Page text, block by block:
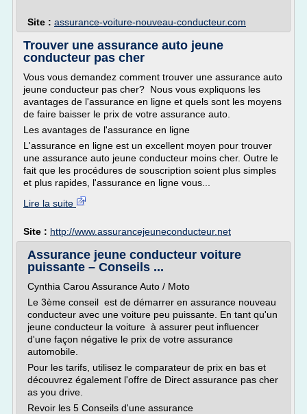
Site : assurance-voiture-nouveau-conducteur.com
Trouver une assurance auto jeune
conducteur pas cher
Vous vous demandez comment trouver une assurance auto
jeune conducteur pas cher? Nous vous expliquons les
avantages de l'assurance en ligne et quels sont les moyens
de faire baisser le prix de votre assurance auto.
Les avantages de l'assurance en ligne
L'assurance en ligne est un excellent moyen pour trouver
une assurance auto jeune conducteur moins cher. Outre le
fait que les procédures de souscription soient plus simples
et plus rapides, l'assurance en ligne vous...
Lire la suite
Site : http://www.assurancejeuneconducteur.net
Assurance jeune conducteur voiture
puissante – Conseils ...
Cynthia Carou Assurance Auto / Moto
Le 3ème conseil est de démarrer en assurance nouveau
conducteur avec une voiture peu puissante. En tant qu'un
jeune conducteur la voiture à assurer peut influencer
d'une façon négative le prix de votre assurance
automobile.
Pour les tarifs, utilisez le comparateur de prix en bas et
découvrez également l'offre de Direct assurance pas cher
as you drive.
Revoir les 5 Conseils d'une assurance